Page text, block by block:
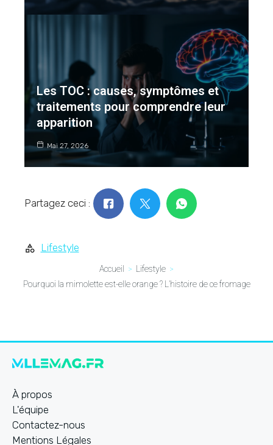
Les TOC : causes, symptômes et
traitements pour comprendre leur
apparition
Mai 27, 2026
Partagez ceci :
Lifestyle
Accueil
Lifestyle
Pourquoi la mimolette est-elle orange ? L’histoire de ce fromage
À propos
L'équipe
Contactez-nous
Mentions Légales